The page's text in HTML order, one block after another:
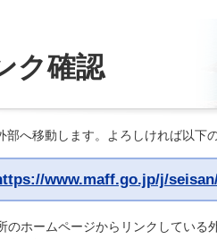
ク確認
部へ移動します。よろしければ以下
www.maff.go.jp/j/
のホームページからリンクしている